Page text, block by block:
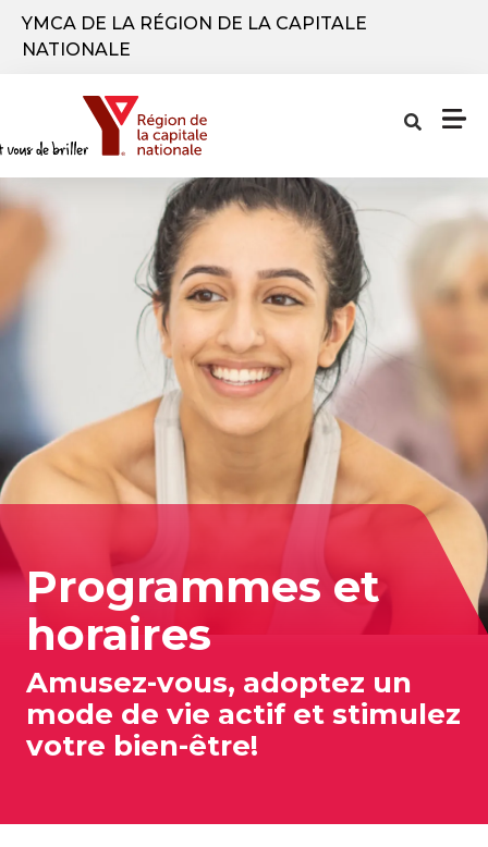
Aller au contenu principal
YMCA DE LA RÉGION DE LA CAPITALE
NATIONALE
Programmes et
horaires
Amusez-vous, adoptez un
mode de vie actif et stimulez
votre bien-être!